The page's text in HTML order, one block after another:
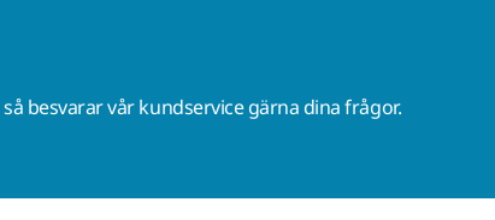
så besvarar vår kundservice gärna dina frågor.